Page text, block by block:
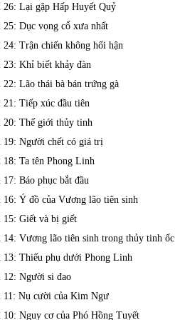
26: Lại gặp Hấp Huyết Quỷ
25: Dục vọng cổ xưa nhất
24: Trận chiến không hối hận
23: Khỉ biết khảy đàn
22: Lão thái bà bán trứng gà
21: Tiếp xúc đầu tiên
20: Thế giới thủy tinh
19: Người chết có giá trị
18: Ta tên Phong Linh
17: Báo phục bắt đầu
16: Ý đồ của Vương lão tiên sinh
15: Giết và bị giết
14: Vương lão tiên sinh trong thủy tinh ốc
13: Thiếu phụ dưới Phong Linh
12: Người si đao
11: Nụ cười của Kim Ngư
10: Nguy cơ của Phó Hồng Tuyết